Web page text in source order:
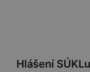
Hlášení